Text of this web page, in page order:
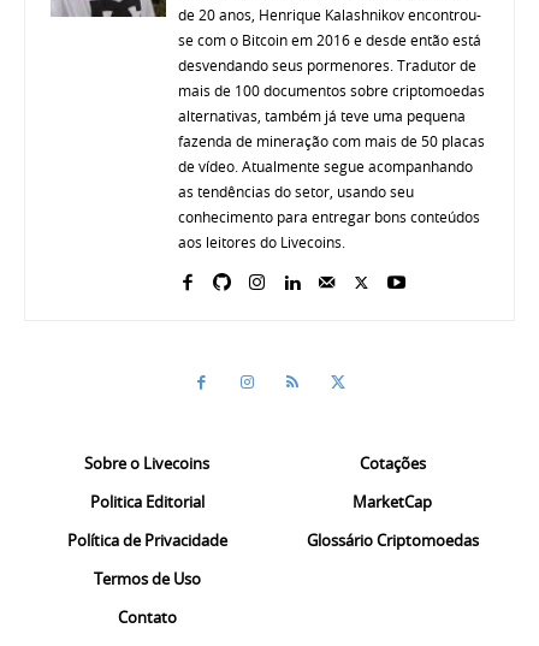
de 20 anos, Henrique Kalashnikov encontrou-
se com o Bitcoin em 2016 e desde então está
desvendando seus pormenores. Tradutor de
mais de 100 documentos sobre criptomoedas
alternativas, também já teve uma pequena
fazenda de mineração com mais de 50 placas
de vídeo. Atualmente segue acompanhando
as tendências do setor, usando seu
conhecimento para entregar bons conteúdos
aos leitores do Livecoins.
Sobre o Livecoins
Politica Editorial
Política de Privacidade
Termos de Uso
Contato
Cotações
MarketCap
Glossário Criptomoedas